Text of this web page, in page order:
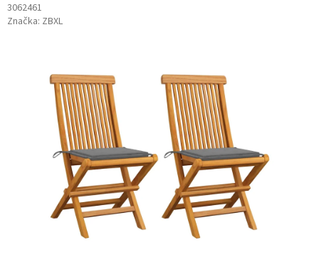
3062461
Značka: ZBXL